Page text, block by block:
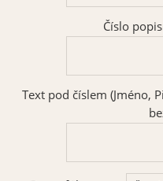
Číslo
Text pod číslem (Jméno,